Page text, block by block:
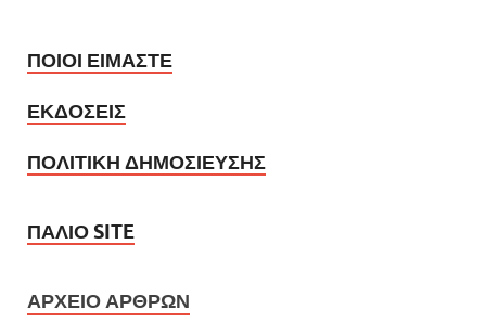
ΠΟΙΟΙ ΕΙΜΑΣΤΕ
ΕΚΔΟΣΕΙΣ
ΠΟΛΙΤΙΚΗ ΔΗΜΟΣΙΕΥΣΗΣ
ΠΑΛΙΟ SITE
ΑΡΧΕΙΟ ΑΡΘΡΩΝ